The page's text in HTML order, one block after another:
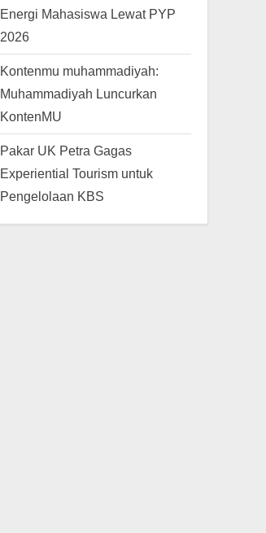
Energi Mahasiswa Lewat PYP
2026
Kontenmu muhammadiyah:
Muhammadiyah Luncurkan
KontenMU
Pakar UK Petra Gagas
Experiential Tourism untuk
Pengelolaan KBS